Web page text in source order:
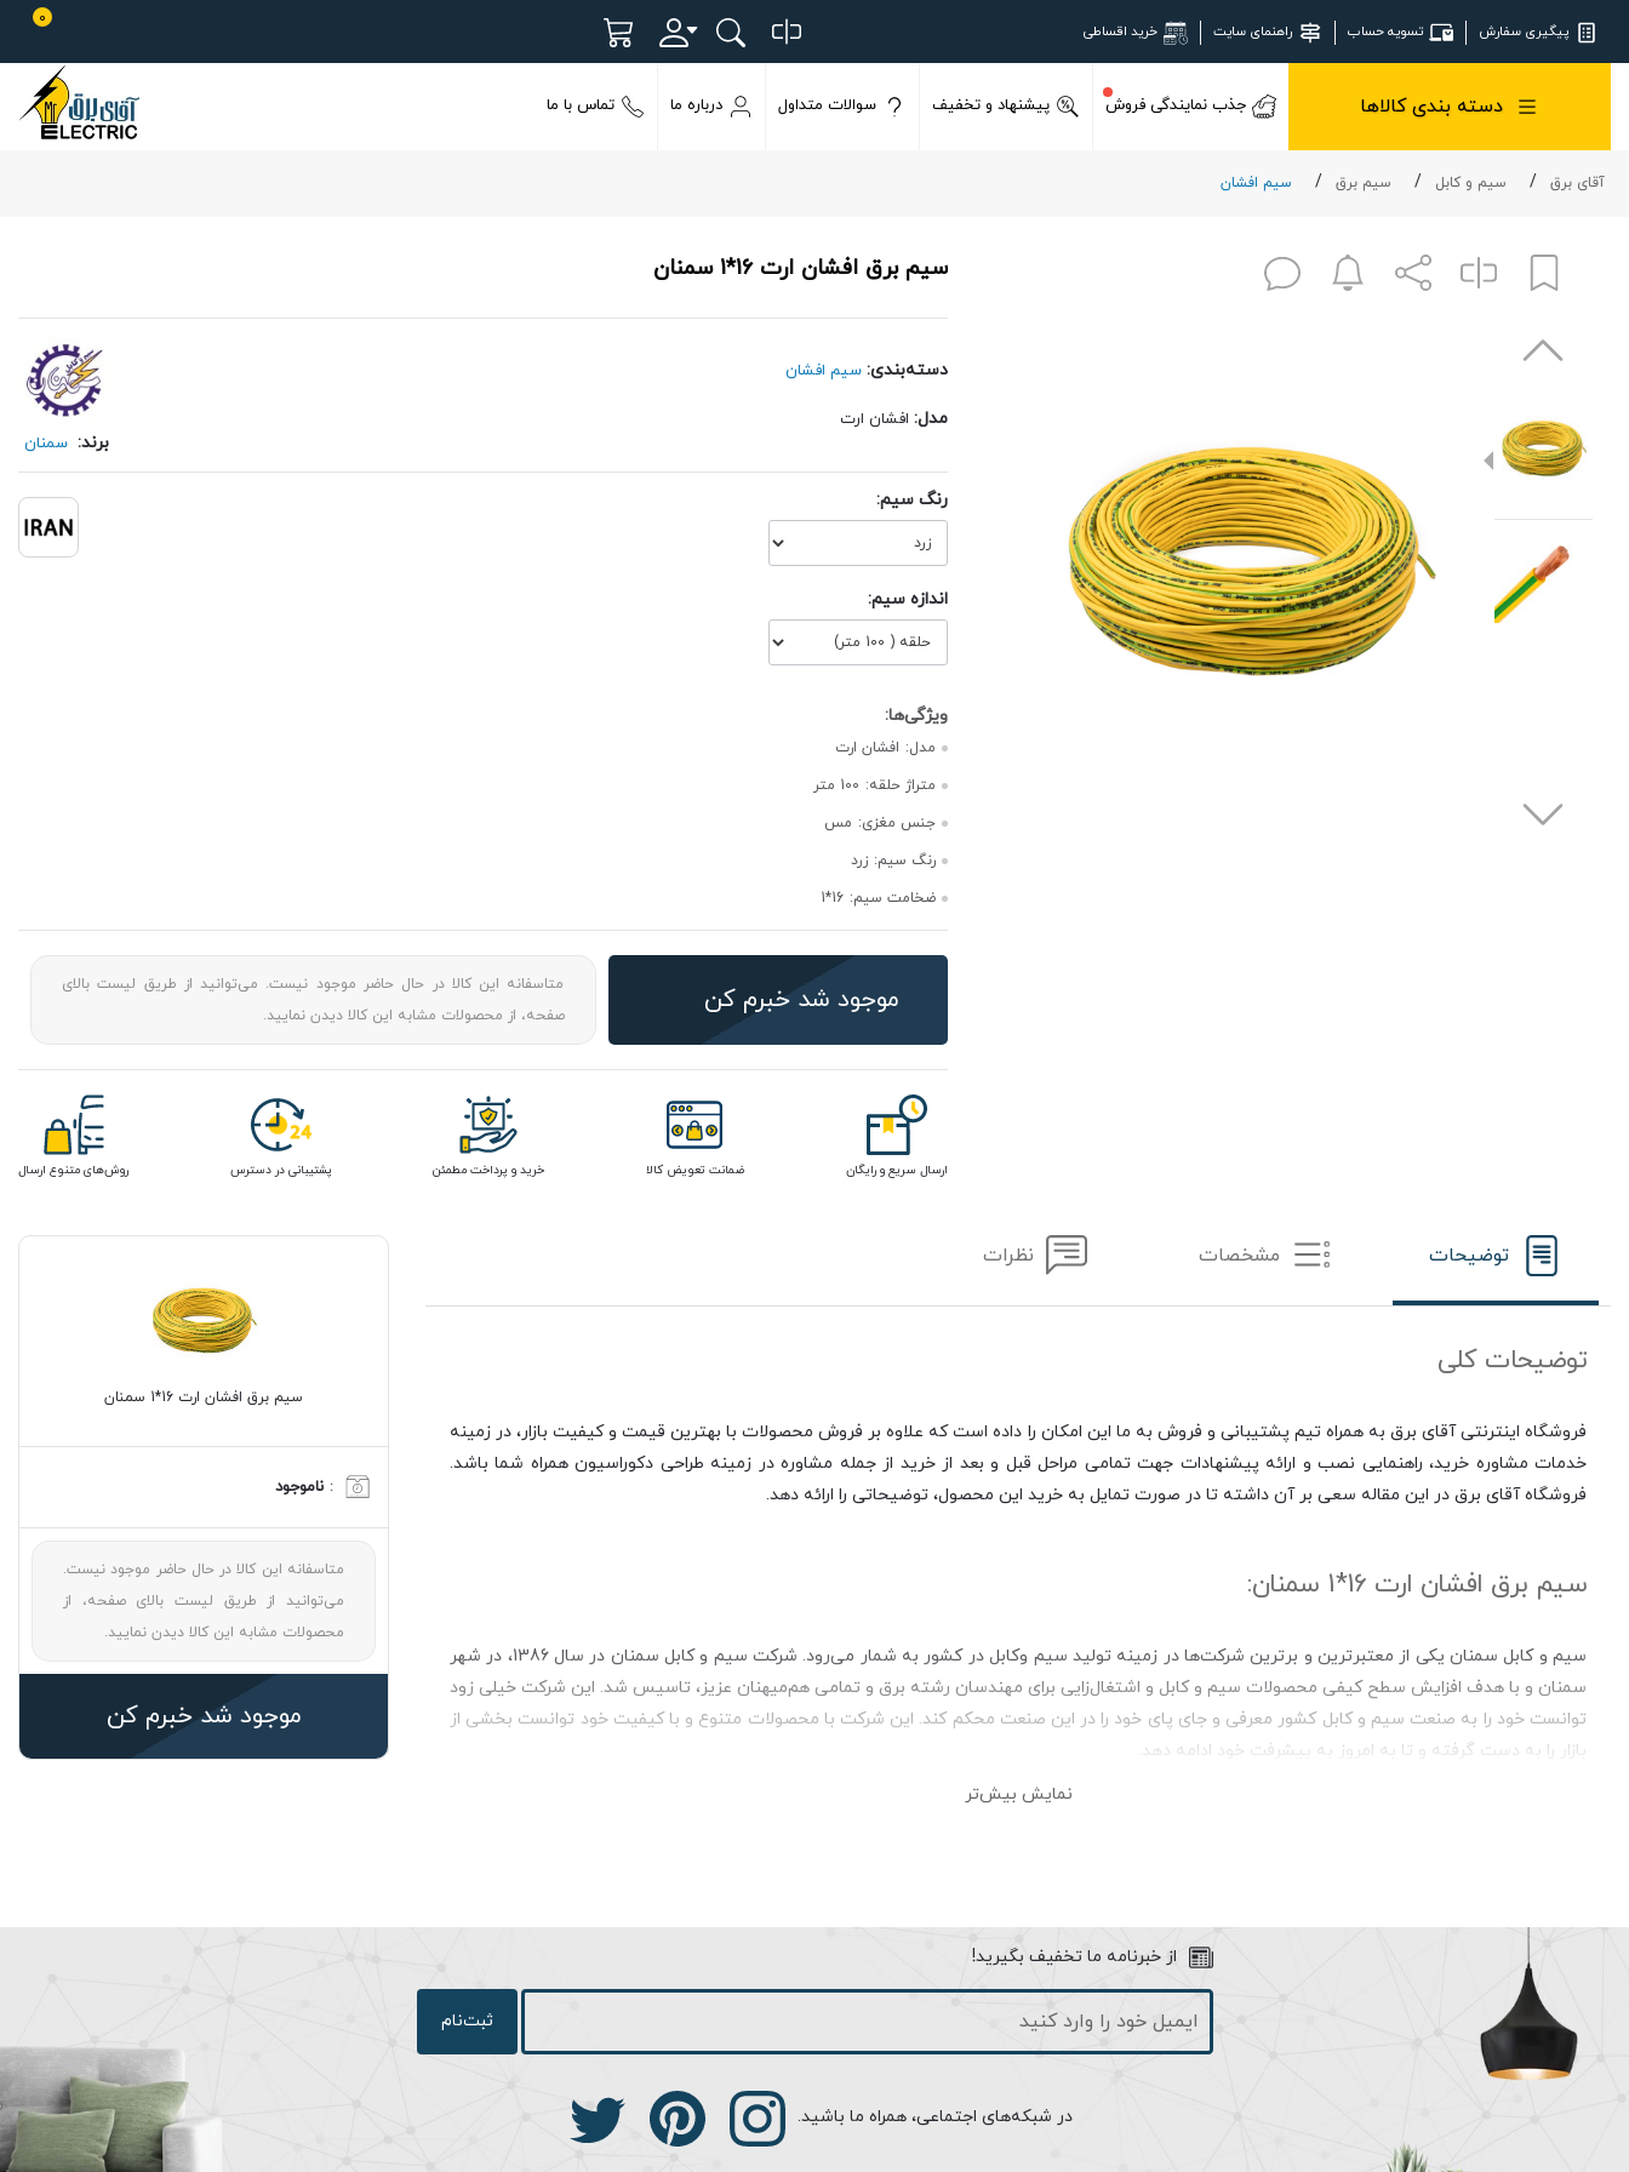
پیگیری سفارش تسویه حساب راهنمای سایت خرید اقساطی
0
دسته بندی کالاها جذب نمایندگی فروش پیشنهاد و تخفیف سوالات متداول درباره ما تماس با ما
آقای برق سیم و کابل سیم برق سیم افشان
سیم برق افشان ارت 16*1 سمنان
دسته‌بندی: سیم افشان
مدل: افشان ارت
برند: سمنان
رنگ سیم:
اندازه سیم:
مدل: افشان ارت
متراژ حلقه: 100 متر
جنس مغزی: مس
رنگ سیم: زرد
ضخامت سیم: 16*1
موجود شد خبرم کن
متاسفانه این کالا در حال حاضر موجود نیست. می‌توانید از طریق لیست بالای
صفحه، از محصولات مشابه این کالا دیدن نمایید.
ارسال سریع و رایگان ضمانت تعویض کالا خرید و پرداخت مطمئن پشتیبانی در دسترس روش‌های متنوع ارسال
توضیحات مشخصات نظرات
توضیحات کلی
فروشگاه اینترنتی آقای برق به همراه تیم پشتیبانی و فروش به ما این امکان را داده است که علاوه بر فروش محصولات با بهترین قیمت و کیفیت بازار، در زمینه
خدمات مشاوره خرید، راهنمایی نصب و ارائه پیشنهادات جهت تمامی مراحل قبل و بعد از خرید از جمله مشاوره در زمینه طراحی دکوراسیون همراه شما باشد.
فروشگاه آقای برق در این مقاله سعی بر آن داشته تا در صورت تمایل به خرید این محصول، توضیحاتی را ارائه دهد.
سیم برق افشان ارت 16*1 سمنان:
سیم و کابل سمنان یکی از معتبرترین و برترین شرکت‌ها در زمینه تولید سیم وکابل در کشور به شمار می‌رود. شرکت سیم و کابل سمنان در سال 1386، در شهر
سمنان و با هدف افزایش سطح کیفی محصولات سیم و کابل و اشتغال‌زایی برای مهندسان رشته برق و تمامی هم‌میهنان عزیز، تاسیس شد. این شرکت خیلی زود
توانست خود را به صنعت سیم و کابل کشور معرفی و جای پای خود را در این صنعت محکم کند. این شرکت با محصولات متنوع و با کیفیت خود توانست بخشی از
بازار را به دست گرفته و تا به امروز به پیشرفت خود ادامه دهد.
سیم افشان ارت یکی از مدل سیم های افشان است. این محصول مقاوم و با دوام از بهترین متریال تولید شده است و می تواند عمر طولانی داشته باشد. این
سیم افشان ارت در درون عایقی که جنس آن پی وی سی (PVC) بوده. ضخامتی حدود یک میلی متر دارد. روکش به کار رفته در سیم افشان از جنس پلی وینیل
کلراید است. از گروه پلاستیک ها به شمار می رود. از آن PVC نیز نام برده می شود. در جهت حفاظت از رشته های افشان که جنسی مسی دارد استفاده می کند.
این روکش در شکل خمیده توانایی تحمل دمایی میان 5- تا 70+ درجه سلسیوس دارد. در شکل اصلی خود دمایی میان 30- تا 80+ درجه سلسیوس را دارد.
سیم و کابل‌های افشان شرکت سمنان از با کیفیت‌ترین و مرغوب‌ترین سیم و کابل‌ها در ایران بوده و بسیار محبوب هستند. این سیم و کابل‌ها در دو نوع تخت و
گرد تولید شده و موارد استفاده فراوانی دارند. از این سیم و کابل‌ها در موارد اداری و خانگی استفاده می‌شود. یکی از تقلب‌ها و دست‌کاری‌هایی که در صنعت برق و
ساختمان صورت می‌پذیرد، جابه‌جایی محصول و استفاده ابزاری از برند سیم و کابل سمنان است. ازاین‌رو، در هنگام خرید محصولات این شرکت، به کیفیت، اصالت
و برند ثبت شده بر روی محصولات توجه فرمایید.
نمایش بیش‌تر
سیم برق افشان ارت 16*1 سمنان
: ناموجود
متاسفانه این کالا در حال حاضر موجود نیست.
می‌توانید از طریق لیست بالای صفحه، از
محصولات مشابه این کالا دیدن نمایید.
موجود شد خبرم کن
از خبرنامه ما تخفیف بگیرید!
ثبت‌نام
در شبکه‌های اجتماعی، همراه ما باشید.